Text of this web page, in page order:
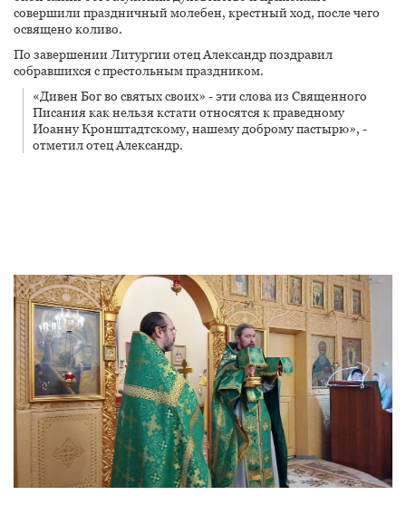
совершили праздничный молебен, крестный ход, после чего
освящено коливо.
По завершении Литургии отец Александр поздравил
собравшихся с престольным праздником.
«Дивен Бог во святых своих» - эти слова из Священного
Писания как нельзя кстати относятся к праведному
Иоанну Кронштадтскому, нашему доброму пастырю», -
отметил отец Александр.